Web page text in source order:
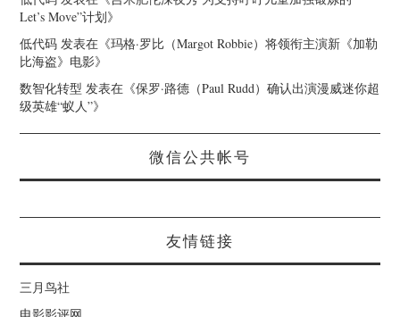
Let’s Move”计划》
低代码 发表在《玛格·罗比（Margot Robbie）将领衔主演新《加勒
比海盗》电影》
数智化转型 发表在《保罗·路德（Paul Rudd）确认出演漫威迷你超
级英雄“蚁人”》
微信公共帐号
友情链接
三月鸟社